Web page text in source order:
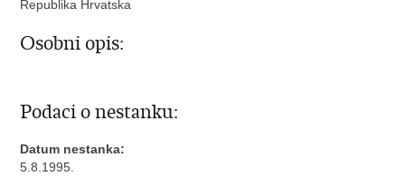
Republika Hrvatska
Osobni opis:
Podaci o nestanku:
Datum nestanka:
5.8.1995.